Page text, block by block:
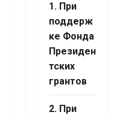
1. При
поддерж
ке Фонда
Президен
тских
грантов
2. При